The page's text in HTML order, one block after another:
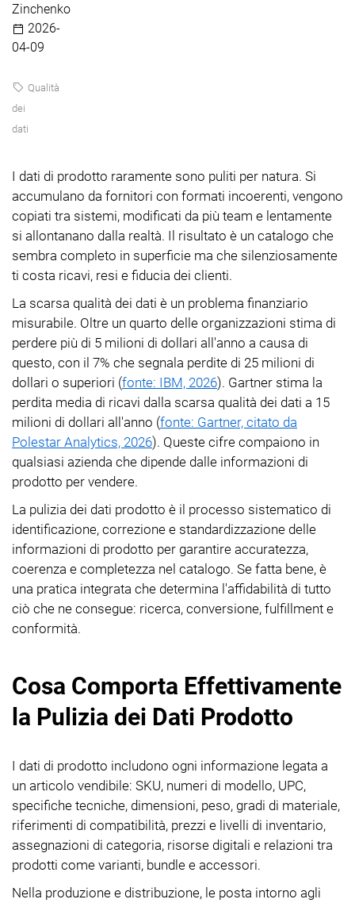
Zinchenko
2026-
04-09
Qualità
dei
dati
I dati di prodotto raramente sono puliti per natura. Si
accumulano da fornitori con formati incoerenti, vengono
copiati tra sistemi, modificati da più team e lentamente
si allontanano dalla realtà. Il risultato è un catalogo che
sembra completo in superficie ma che silenziosamente
ti costa ricavi, resi e fiducia dei clienti.
La scarsa qualità dei dati è un problema finanziario
misurabile. Oltre un quarto delle organizzazioni stima di
perdere più di 5 milioni di dollari all'anno a causa di
questo, con il 7% che segnala perdite di 25 milioni di
dollari o superiori (fonte: IBM, 2026). Gartner stima la
perdita media di ricavi dalla scarsa qualità dei dati a 15
milioni di dollari all'anno (fonte: Gartner, citato da
Polestar Analytics, 2026). Queste cifre compaiono in
qualsiasi azienda che dipende dalle informazioni di
prodotto per vendere.
La pulizia dei dati prodotto è il processo sistematico di
identificazione, correzione e standardizzazione delle
informazioni di prodotto per garantire accuratezza,
coerenza e completezza nel catalogo. Se fatta bene, è
una pratica integrata che determina l'affidabilità di tutto
ciò che ne consegue: ricerca, conversione, fulfillment e
conformità.
Cosa Comporta Effettivamente
la Pulizia dei Dati Prodotto
I dati di prodotto includono ogni informazione legata a
un articolo vendibile: SKU, numeri di modello, UPC,
specifiche tecniche, dimensioni, peso, gradi di materiale,
riferimenti di compatibilità, prezzi e livelli di inventario,
assegnazioni di categoria, risorse digitali e relazioni tra
prodotti come varianti, bundle e accessori.
Nella produzione e distribuzione, le posta intorno agli